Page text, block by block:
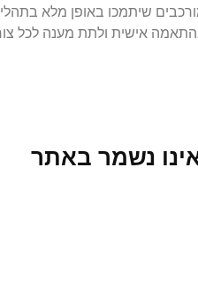
שיתמכו באופן מלא
אישית ולתת מענה לכל